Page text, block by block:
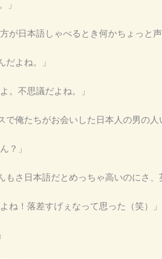
」
が日本語しゃべるとき何かちょっと
だよね。」
。不思議だよね。」
で俺たちがお会いした日本人の男の人
？」
もさ日本語だとめっちゃ高いのにさ
ね！落差すげぇなって思った（笑）」